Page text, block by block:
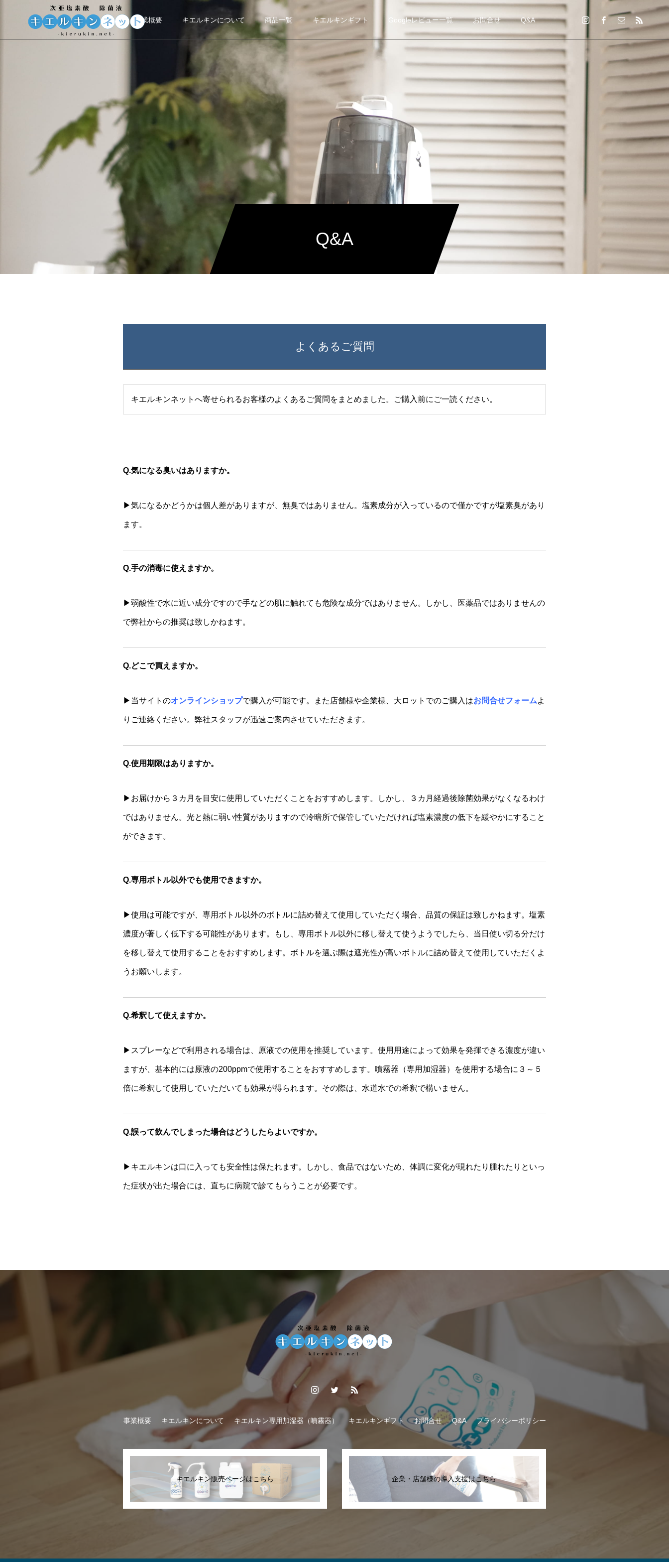
事業概要 キエルキンについて 商品一覧 キエルキンギフト Googleレビュー一覧 お問合せ Q&A
Q&A
よくあるご質問
キエルキンネットへ寄せられるお客様のよくあるご質問をまとめました。ご購入前にご一読ください。
Q.気になる臭いはありますか。
▶気になるかどうかは個人差がありますが、無臭ではありません。塩素成分が入っているので僅かですが塩素臭があり
ます。
Q.手の消毒に使えますか。
▶弱酸性で水に近い成分ですので手などの肌に触れても危険な成分ではありません。しかし、医薬品ではありませんの
で弊社からの推奨は致しかねます。
Q.どこで買えますか。
▶当サイトのオンラインショップで購入が可能です。また店舗様や企業様、大ロットでのご購入はお問合せフォームよ
りご連絡ください。弊社スタッフが迅速ご案内させていただきます。
Q.使用期限はありますか。
▶お届けから３カ月を目安に使用していただくことをおすすめします。しかし、３カ月経過後除菌効果がなくなるわけ
ではありません。光と熱に弱い性質がありますので冷暗所で保管していただければ塩素濃度の低下を緩やかにすること
ができます。
Q.専用ボトル以外でも使用できますか。
▶使用は可能ですが、専用ボトル以外のボトルに詰め替えて使用していただく場合、品質の保証は致しかねます。塩素
濃度が著しく低下する可能性があります。もし、専用ボトル以外に移し替えて使うようでしたら、当日使い切る分だけ
を移し替えて使用することをおすすめします。ボトルを選ぶ際は遮光性が高いボトルに詰め替えて使用していただくよ
うお願いします。
Q.希釈して使えますか。
▶スプレーなどで利用される場合は、原液での使用を推奨しています。使用用途によって効果を発揮できる濃度が違い
ますが、基本的には原液の200ppmで使用することをおすすめします。噴霧器（専用加湿器）を使用する場合に３～５
倍に希釈して使用していただいても効果が得られます。その際は、水道水での希釈で構いません。
Q.誤って飲んでしまった場合はどうしたらよいですか。
▶キエルキンは口に入っても安全性は保たれます。しかし、食品ではないため、体調に変化が現れたり腫れたりといっ
た症状が出た場合には、直ちに病院で診てもらうことが必要です。
事業概要 キエルキンについて キエルキン専用加湿器（噴霧器） キエルキンギフト お問合せ Q&A プライバシーポリシー
キエルキン販売ページはこちら 企業・店舗様の導入支援はこちら